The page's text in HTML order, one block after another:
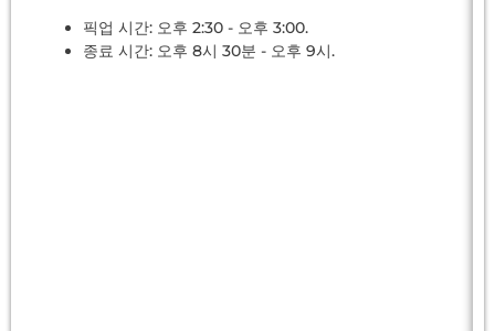
픽업 시간: 오후 2:30 - 오후 3:00.
종료 시간: 오후 8시 30분 - 오후 9시.